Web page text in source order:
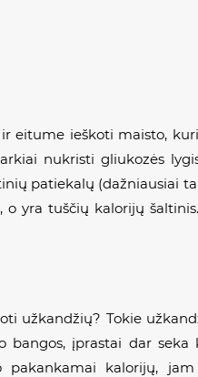
eitume ieškoti maisto,
nukristi gliukozės
patiekalų (dažniausiai
yra tuščių kalorijų
užkandžių? Tokie
bangos, įprastai dar seka
kalorijų, jam